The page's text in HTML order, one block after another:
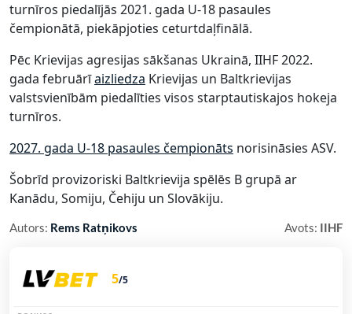
turnīros piedalījās 2021. gada U-18 pasaules
čempionātā, piekāpjoties ceturtdaļfinālā.
Pēc Krievijas agresijas sākšanas Ukrainā, IIHF 2022.
gada februārīaizliedza Krievijas un Baltkrievijas
valstsvienībām piedalīties visos starptautiskajos hokeja
turnīros.
2027. gada U-18 pasaules čempionāts norisināsies ASV.
Šobrīd provizoriski Baltkrievija spēlēs B grupā ar
Kanādu, Somiju, Čehiju un Slovākiju.
Autors: Rems Ratņikovs Avots: IIHF
5/5